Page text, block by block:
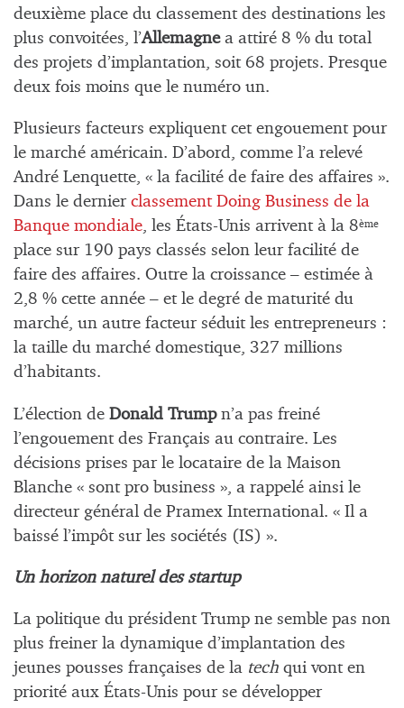
deuxième place du classement des destinations les
plus convoitées, l’Allemagnea attiré 8 % du total
des projets d’implantation, soit 68 projets. Presque
deux fois moins que le numéro un.
Plusieurs facteurs expliquent cet engouement pour
le marché américain. D’abord, comme l’a relevé
André Lenquette, « la facilité de faire des affaires ».
Dans le dernier classement Doing Business de la
Banque mondiale, les États-Unis arrivent à la 8ème
place sur 190 pays classés selon leur facilité de
faire des affaires. Outre la croissance – estimée à
2,8 % cette année – et le degré de maturité du
marché, un autre facteur séduit les entrepreneurs :
la taille du marché domestique, 327 millions
d’habitants.
L’élection de Donald Trumpn’a pas freiné
l’engouement des Français au contraire. Les
décisions prises par le locataire de la Maison
Blanche « sont pro business », a rappelé ainsi le
directeur général de Pramex International. « Il a
baissé l’impôt sur les sociétés (IS) ».
Un horizon naturel des startup
La politique du président Trump ne semble pas non
plus freiner la dynamique d’implantation des
jeunes pousses françaises de la tech qui vont en
priorité aux États-Unis pour se développer